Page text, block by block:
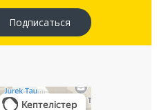
Подписаться